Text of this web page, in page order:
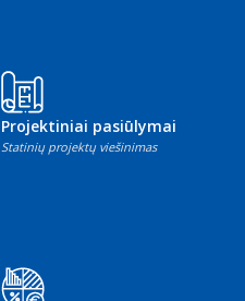
Projektiniai pasiūlymai
Statinių projektų viešinimas